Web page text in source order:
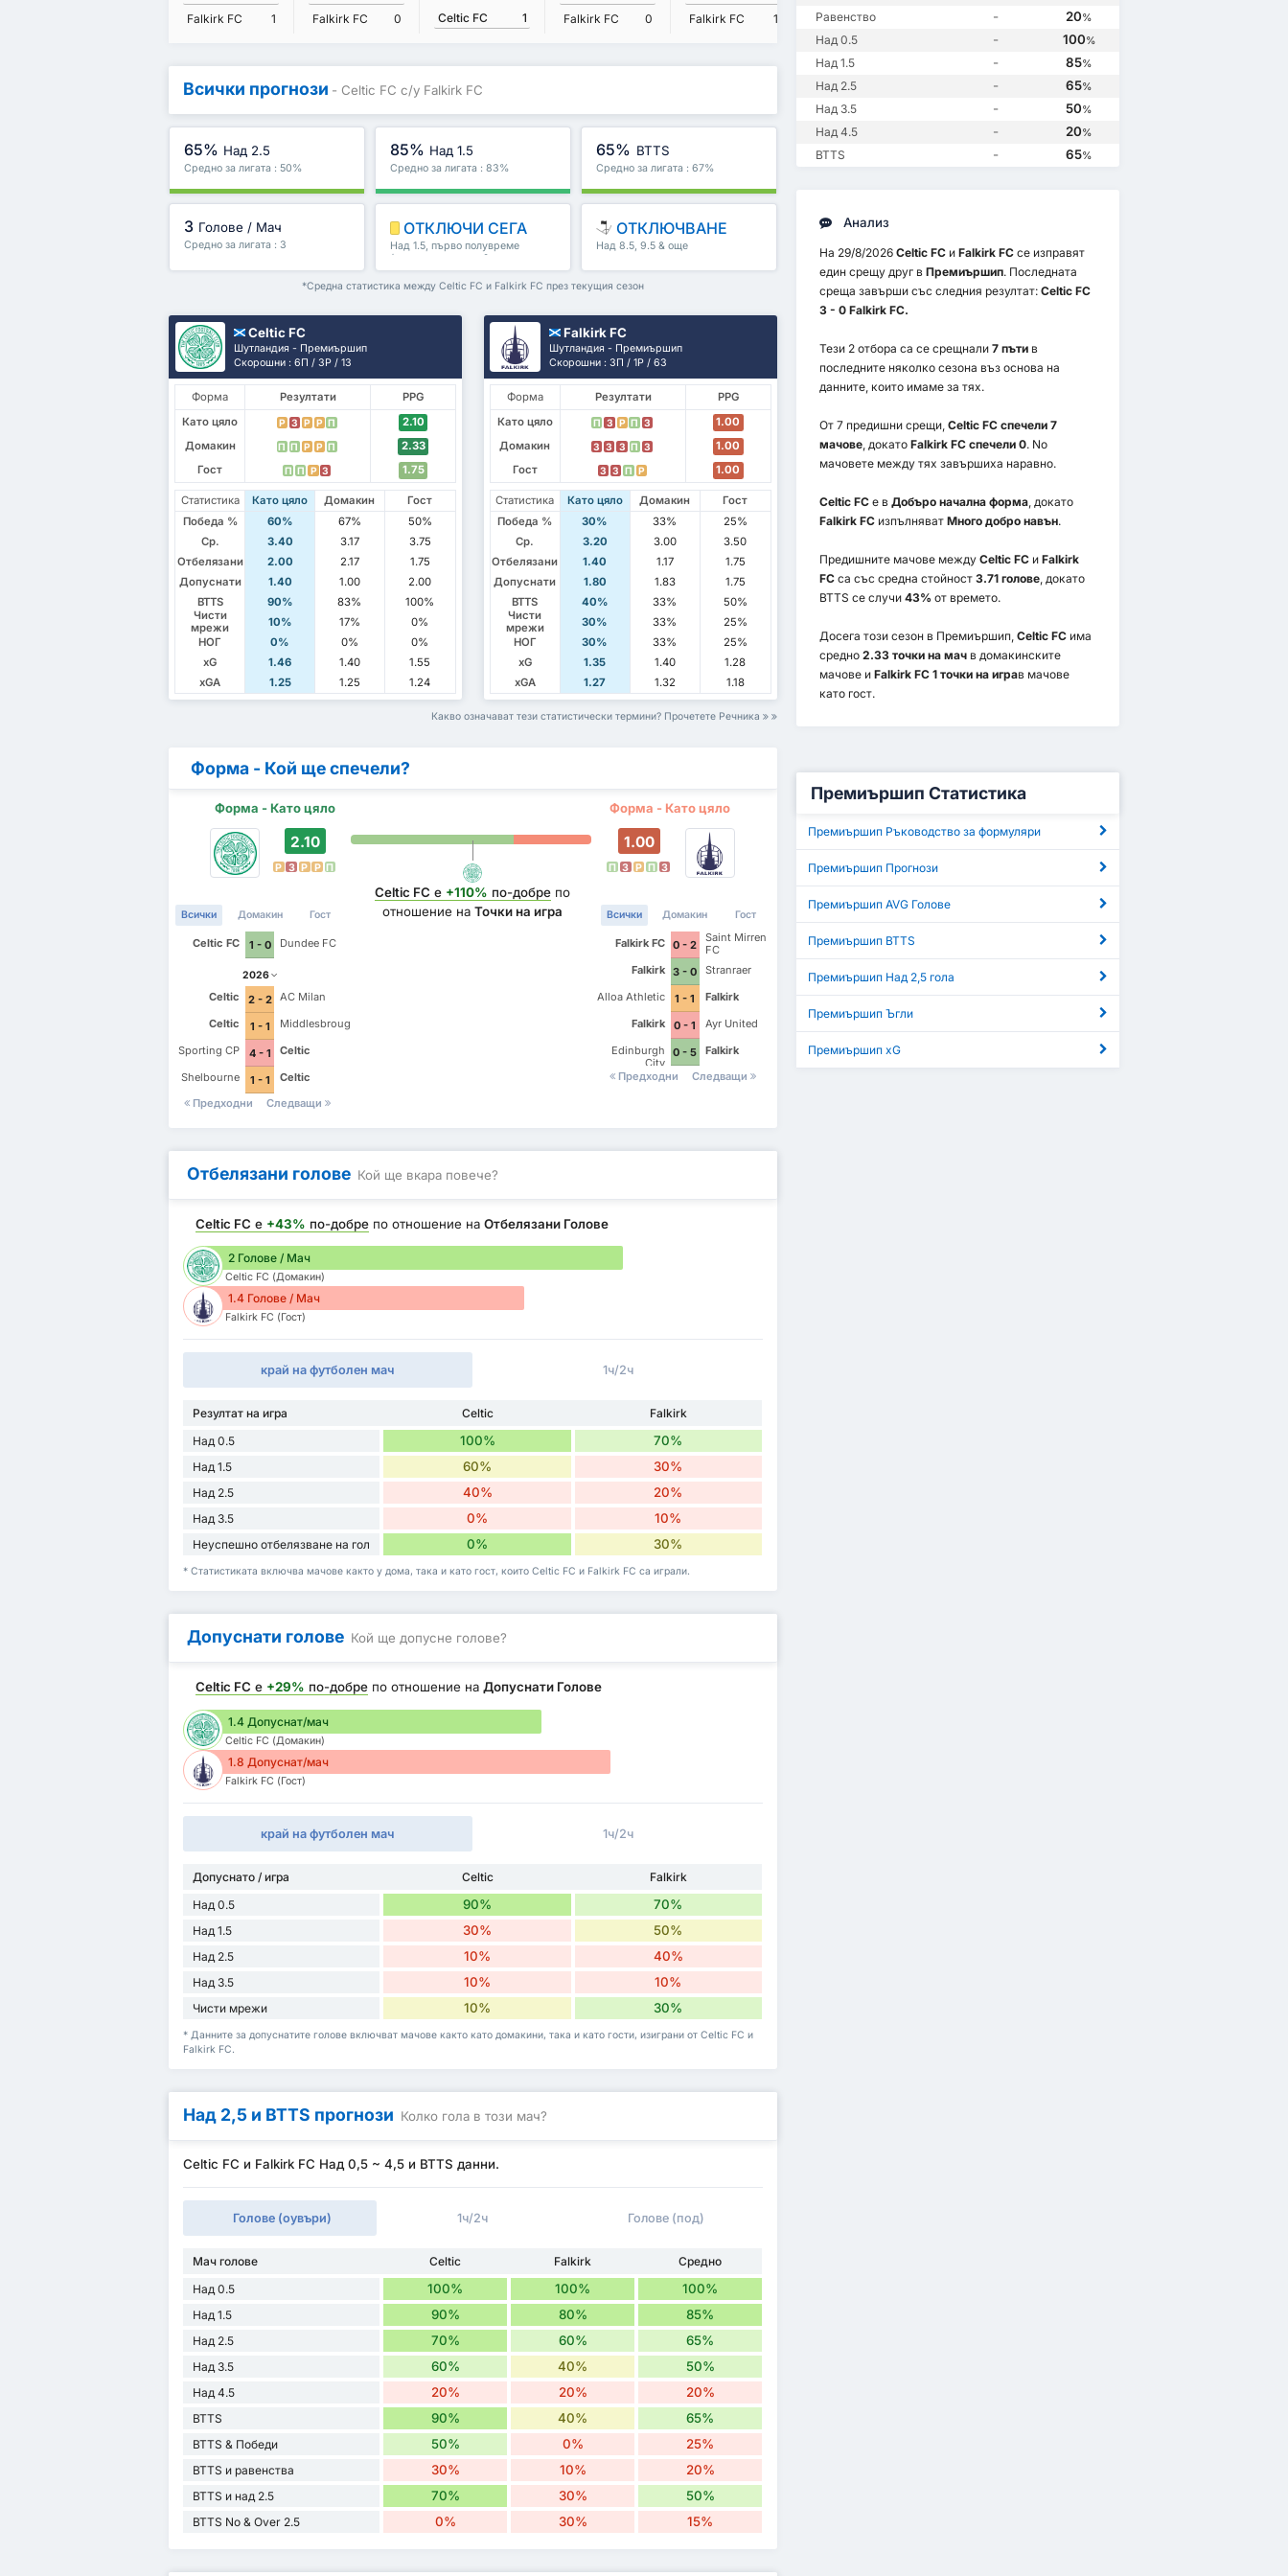
Falkirk FC
1
Falkirk FC
0
Celtic FC
1
Falkirk FC
0
Falkirk FC
1
Falkirk FC
Falkirk FC
Всички прогнози - Celtic FC с/у Falkirk FC
65% Над 2.5
Средно за лигата : 50%
85% Над 1.5
Средно за лигата : 83%
65% BTTS
Средно за лигата : 67%
3 Голове / Мач
Средно за лигата : 3
ОТКЛЮЧИ СЕГА
Над 1.5, първо полувреме
/второ полувреме & още
ОТКЛЮЧВАНЕ
Над 8.5, 9.5 & още
*Средна статистика между Celtic FC и Falkirk FC през текущия сезон
Celtic FC
Шутландия - Премиършип
Скорошни : 6П / 3P / 1З
Форма Резултати
PPG
Като цяло
P З P P П
2.10
Домакин
П П P P П
2.33
Гост
П П P З 1.75
Статистика Като цяло Домакин
Гост
Победа %
60% 67%
50%
Ср.
3.40 3.17
3.75
Отбелязани
2.00 2.17
1.75
Допуснати
1.40 1.00
2.00
BTTS
90% 83%
100%
Чисти
мрежи
10% 17%
0%
НОГ
0% 0%
0%
xG
1.46 1.40
1.55
xGA
1.25 1.25 1.24
Falkirk FC
Шутландия - Премиършип
Скорошни : 3П / 1P / 6З
Форма Резултати
PPG
Като цяло
П З P П З
1.00
Домакин
З З З П З
1.00
Гост
З З П P 1.00
Статистика Като цяло Домакин
Гост
Победа %
30% 33%
25%
Ср.
3.20 3.00
3.50
Отбелязани
1.40 1.17
1.75
Допуснати
1.80 1.83
1.75
BTTS
40% 33%
50%
Чисти
мрежи
30% 33%
25%
НОГ
30% 33%
25%
xG
1.35 1.40
1.28
xGA
1.27 1.32 1.18
Какво означават тези статистически термини? Прочетете Речника
Форма - Кой ще спечели?
Форма - Като цяло Форма - Като цяло
2.10
P З P P П
Всички Домакин Гост
Celtic FC 1 - 0 Dundee FC
2026
Celtic 2 - 2
AC Milan
Celtic
1 - 1
Middlesbrough
Sporting CP
4 - 1
Celtic
Shelbourne
1 - 1
Celtic
Предходни
Следващи
Celtic FC е +110% по-добрепо
отношение на Точки на игра
1.00
П З P П З
Всички Домакин Гост
Falkirk FC 0 - 2
Saint Mirren
FC
Falkirk 3 - 0
Stranraer
Alloa Athletic
1 - 1
Falkirk
Falkirk
0 - 1
Ayr United
Edinburgh
City
0 - 5
Falkirk
Предходни
Следващи
Отбелязани голове Кой ще вкара повече?
Celtic FC е +43% по-добре по отношение наОтбелязани Голове
2 Голове / Мач
Celtic FC (Домакин)
1.4 Голове / Мач
Falkirk FC (Гост)
край на футболен мач 1ч/2ч
Резултат на игра Celtic
Falkirk
Над 0.5
100% 70%
Над 1.5 60% 30%
Над 2.5 40% 20%
Над 3.5 0% 10%
Неуспешно отбелязване на гол 0% 30%
* Статистиката включва мачове както у дома, така и като гост, които Celtic FC и Falkirk FC са играли.
Допуснати голове Кой ще допусне голове?
Celtic FC е +29% по-добре по отношение наДопуснати Голове
1.4 Допуснат/мач
Celtic FC (Домакин)
1.8 Допуснат/мач
Falkirk FC (Гост)
край на футболен мач 1ч/2ч
Допуснато / игра Celtic
Falkirk
Над 0.5
90% 70%
Над 1.5 30% 50%
Над 2.5 10% 40%
Над 3.5 10% 10%
Чисти мрежи 10% 30%
* Данните за допуснатите голове включват мачове както като домакини, така и като гости, изиграни от Celtic FC и
Falkirk FC.
Над 2,5 и BTTS прогнози Колко гола в този мач?
Celtic FC и Falkirk FC Над 0,5 ~ 4,5 и BTTS данни.
Голове (оувъри) 1ч/2ч Голове (под)
Мач голове Celtic Falkirk
Средно
Над 0.5
100% 100% 100%
Над 1.5 90% 80% 85%
Над 2.5 70% 60% 65%
Над 3.5 60% 40% 50%
Над 4.5 20% 20% 20%
BTTS 90% 40% 65%
BTTS & Победи 50% 0% 25%
BTTS и равенства 30% 10% 20%
BTTS и над 2.5 70% 30% 50%
BTTS No & Over 2.5 0% 30% 15%
Равенство - 20%
Над 0.5 - 100%
Над 1.5 - 85%
Над 2.5 - 65%
Над 3.5 - 50%
Над 4.5 - 20%
BTTS - 65%
Анализ
На 29/8/2026 Celtic FCи Falkirk FCсе изправят
един срещу друг в Премиършип. Последната
среща завърши със следния резултат: Celtic FC
3 - 0 Falkirk FC.
Тези 2 отбора са се срещнали 7 пътив
последните няколко сезона въз основа на
данните, които имаме за тях.
От 7 предишни срещи, Celtic FC спечели 7
мачове, докато Falkirk FC спечели 0. No
мачовете между тях завършиха наравно.
Celtic FCе в Добъро начална форма, докато
Falkirk FCизпълняват Много добро навън.
Предишните мачове между Celtic FCи Falkirk
FCса със средна стойност 3.71 голове, докато
BTTS се случи 43% от времето.
Досега този сезон в Премиършип, Celtic FCима
средно 2.33 точки на мачв домакинските
мачове и Falkirk FC 1 точки на играв мачове
като гост.
Премиършип Статистика
Премиършип Ръководство за формуляри
Премиършип Прогнози
Премиършип AVG Голове
Премиършип BTTS
Премиършип Над 2,5 гола
Премиършип Ъгли
Премиършип xG